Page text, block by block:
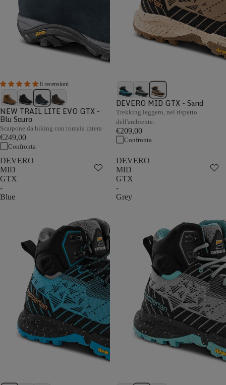
8 recensioni
NEW TRAIL LITE EVO GTX -
Blu Scuro
Scarpone da hiking con tomaia intera
€249,00
Confronta
DEVERO MID GTX - Sand
Trekking leggero, nel rispetto
dell'ambiente.
€209,00
Confronta
DEVERO
MID
GTX
-
Blue
DEVERO
MID
GTX
-
Grey